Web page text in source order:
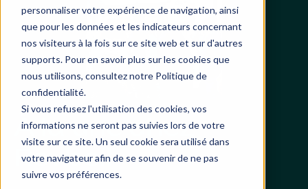
personnaliser votre expérience de navigation, ainsi
que pour les données et les indicateurs concernant
nos visiteurs à la fois sur ce site web et sur d'autres
supports. Pour en savoir plus sur les cookies que
nous utilisons, consultez notre Politique de
confidentialité.
Si vous refusez l'utilisation des cookies, vos
informations ne seront pas suivies lors de votre
visite sur ce site. Un seul cookie sera utilisé dans
votre navigateur afin de se souvenir de ne pas
suivre vos préférences.
À la une chez
Revbell